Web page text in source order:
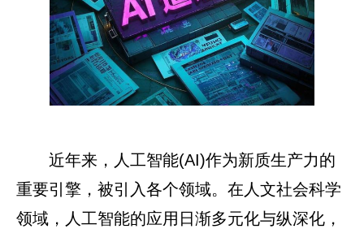
近年来，人工智能(AI)作为新质生产力的
重要引擎，被引入各个领域。在人文社会科学
领域，人工智能的应用日渐多元化与纵深化，